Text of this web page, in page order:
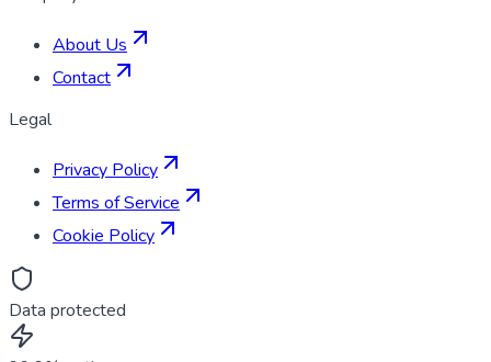
About Us
Contact
Legal
Privacy Policy
Terms of Service
Cookie Policy
Data protected